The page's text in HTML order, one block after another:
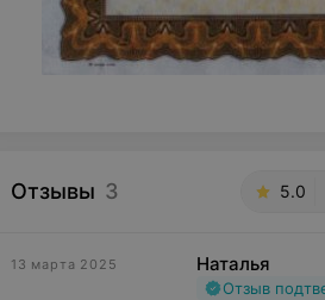
Отзывы 3 5.0
13 марта 2025 Наталья
Отзыв